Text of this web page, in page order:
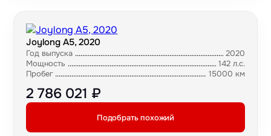
Joylong A5, 2020
Год выпуска
2020
Мощность
142 л.с.
Пробег
15000 км
2 786 021 ₽
Подобрать похожий